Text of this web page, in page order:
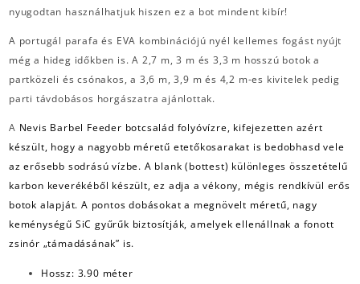
nyugodtan használhatjuk hiszen ez a bot mindent kibír!
A portugál parafa és EVA kombinációjú nyél kellemes fogást nyújt
még a hideg időkben is. A 2,7 m, 3 m és 3,3 m hosszú botok a
partközeli és csónakos, a 3,6 m, 3,9 m és 4,2 m-es kivitelek pedig
parti távdobásos horgászatra ajánlottak.
A Nevis Barbel Feeder botcsalád folyóvízre, kifejezetten azért
készült, hogy a nagyobb méretű etetőkosarakat is bedobhasd vele
az erősebb sodrású vízbe. A blank (bottest) különleges összetételű
karbon keverékéből készült, ez adja a vékony, mégis rendkívül erős
botok alapját. A pontos dobásokat a megnövelt méretű, nagy
keménységű SiC gyűrűk biztosítják, amelyek ellenállnak a fonott
zsinór „támadásának” is.
Hossz: 3.90 méter